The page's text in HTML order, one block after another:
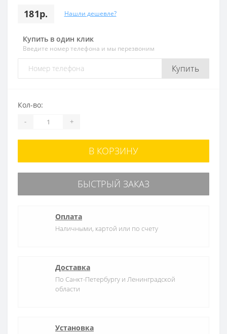
181р. Нашли дешевле?
Купить в один клик
Введите номер телефона и мы перезвоним
Купить
Кол-во:
- +
В КОРЗИНУ
БЫСТРЫЙ ЗАКАЗ
Оплата
Наличными, картой или по счету
Доставка
По Санкт-Петербургу и Ленинградской
области
Установка